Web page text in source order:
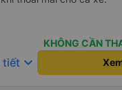
KHÔNG CẦN
tiết keyboard_arrow_down